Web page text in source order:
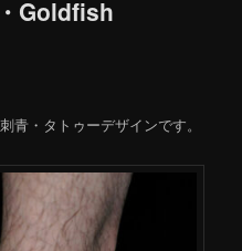
Goldfish
青・タトゥーデザインです。